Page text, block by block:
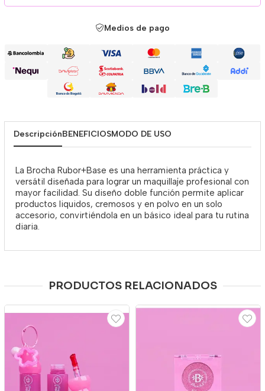
Medios de pago
DescripciónBENEFICIOSMODO DE USO
La Brocha Rubor+Base es una herramienta práctica y
versátil diseñada para lograr un maquillaje profesional con
mayor facilidad. Su diseño doble función permite aplicar
productos liquidos, cremosos y en polvo en un solo
accesorio, convirtiéndola en un básico ideal para tu rutina
diaria.
PRODUCTOS RELACIONADOS